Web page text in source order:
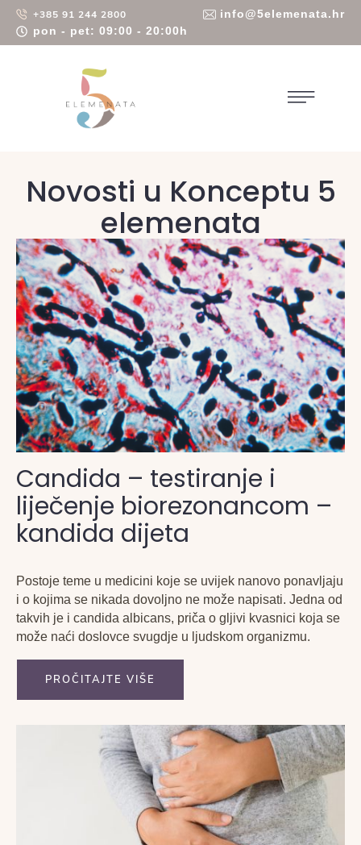
+385 91 244 2800
info@5elemenata.hr
pon - pet: 09:00 - 20:00h
Novosti u Konceptu 5
elemenata
Candida – testiranje i
liječenje biorezonancom –
kandida dijeta
Postoje teme u medicini koje se uvijek nanovo ponavljaju
i o kojima se nikada dovoljno ne može napisati. Jedna od
takvih je i candida albicans, priča o gljivi kvasnici koja se
može naći doslovce svugdje u ljudskom organizmu.
PROČITAJTE VIŠE